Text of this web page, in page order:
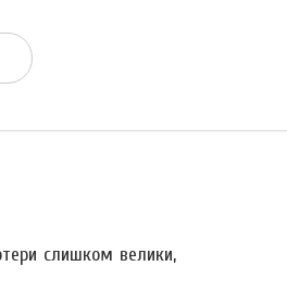
слишком велики,